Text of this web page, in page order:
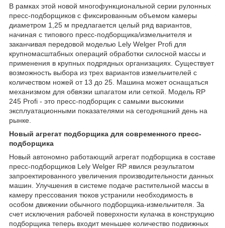
В рамках этой новой многофункциональной серии рулонных
пресс-подборщиков с фиксированным объемом камеры
диаметром 1,25 м предлагается целый ряд вариантов,
начиная с типового пресс-подборщика/измельчителя и
заканчивая передовой моделью Lely Welger Profi для
крупномасштабных операций обработки силосной массы и
применения в крупных подрядных организациях. Существует
возможность выбора из трех вариантов измельчителей с
количеством ножей от 13 до 25. Машина может оснащаться
механизмом для обвязки шпагатом или сеткой. Модель RP
245 Profi - это пресс-подборщик с самыми высокими
эксплуатационными показателями на сегодняшний день на
рынке.
Новый агрегат подборщика для современного пресс-
подборщика
Новый автономно работающий агрегат подборщика в составе
пресс-подборщиков Lely Welger RP явился результатом
запроектированного увеличения производительности данных
машин. Улучшения в системе подаче растительной массы в
камеру прессования тюков устранили необходимость в
особом движении обычного подборщика-измельчителя. За
счет исключения рабочей поверхности кулачка в конструкцию
подборщика теперь входит меньшее количество подвижных